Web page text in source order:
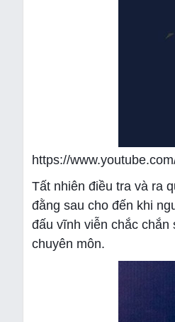
https://
Tất nhiên điều tra và ra
đằng sau cho đến khi
đấu vĩnh viễn chắc
chuyên môn.